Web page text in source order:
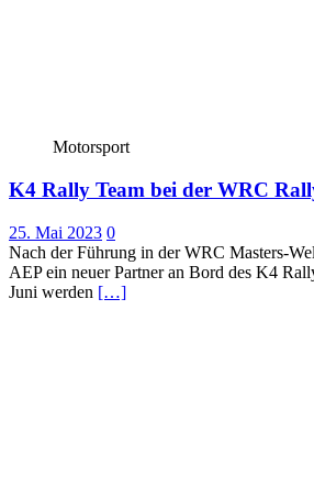
Motorsport
K4 Rally Team bei der WRC
25. Mai 2023 0
Nach der Führung in der WRC Masters-
AEP ein neuer Partner an Bord des K4
Juni werden […]